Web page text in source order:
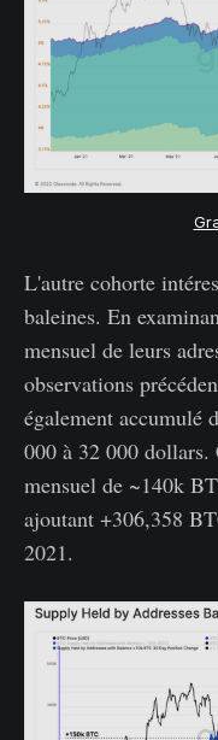
L'autre cohorte
baleines. En
mensuel de leurs
observations
également accumulé
000 à 32 000
mensuel de ~140k
ajoutant +306,358
2021.